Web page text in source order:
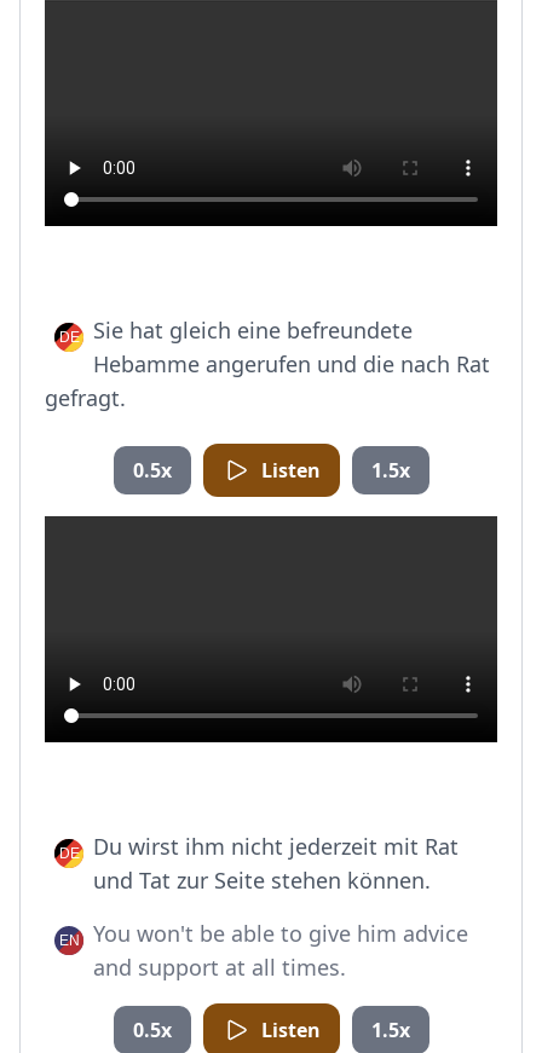
Sie hat gleich eine befreundete
Hebamme angerufen und die nach Rat
gefragt.
0.5x Listen 1.5x
Du wirst ihm nicht jederzeit mit Rat
und Tat zur Seite stehen können.
You won't be able to give him advice
and support at all times.
0.5x Listen 1.5x